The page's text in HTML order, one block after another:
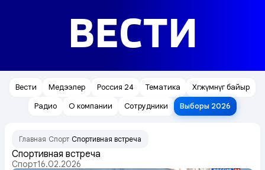
ВЕСТИ
Вести Медээлер Россия 24 Тематика
Хөгжүмнүг байыр
Радио
О компании Сотрудники Выборы 2026
Главная Спорт Спортивная встреча
Спортивная встреча
Спорт16.02.2026